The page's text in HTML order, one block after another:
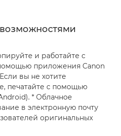
и работайте с
приложения Canon
вы не хотите
печатайте с помощью
* Облачное
в электронную почту
оригинальных